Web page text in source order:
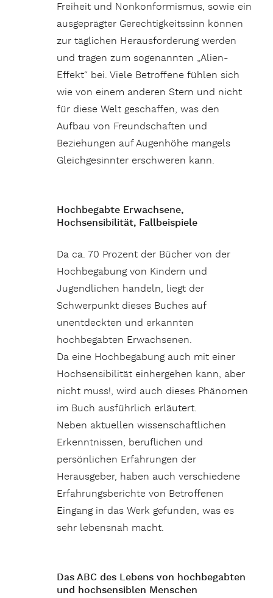
Freiheit und Nonkonformismus, sowie ein
ausgeprägter Gerechtigkeitssinn können
zur täglichen Herausforderung werden
und tragen zum sogenannten „Alien-
Effekt“ bei. Viele Betroffene fühlen sich
wie von einem anderen Stern und nicht
für diese Welt geschaffen, was den
Aufbau von Freundschaften und
Beziehungen auf Augenhöhe mangels
Gleichgesinnter erschweren kann.
Hochbegabte Erwachsene,
Hochsensibilität, Fallbeispiele
Da ca. 70 Prozent der Bücher von der
Hochbegabung von Kindern und
Jugendlichen handeln, liegt der
Schwerpunkt dieses Buches auf
unentdeckten und erkannten
hochbegabten Erwachsenen.
Da eine Hochbegabung auch mit einer
Hochsensibilität einhergehen kann, aber
nicht muss!, wird auch dieses Phänomen
im Buch ausführlich erläutert.
Neben aktuellen wissenschaftlichen
Erkenntnissen, beruflichen und
persönlichen Erfahrungen der
Herausgeber, haben auch verschiedene
Erfahrungsberichte von Betroffenen
Eingang in das Werk gefunden, was es
sehr lebensnah macht.
Das ABC des Lebens von hochbegabten
und hochsensiblen Menschen